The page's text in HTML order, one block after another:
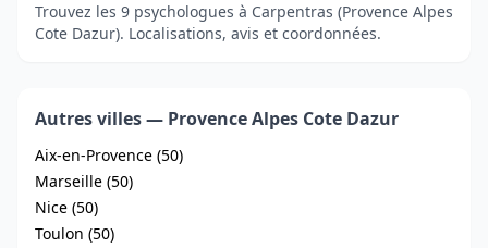
Trouvez les 9 psychologues à Carpentras (Provence Alpes
Cote Dazur). Localisations, avis et coordonnées.
Autres villes — Provence Alpes Cote Dazur
Aix-en-Provence (50)
Marseille (50)
Nice (50)
Toulon (50)